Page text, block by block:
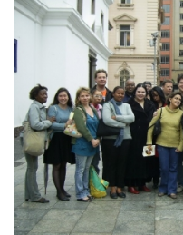
INSCREVA-SE
TRANSFERÊNCIA
SEGUNDA GRADUAÇÃO
MATRÍCULA